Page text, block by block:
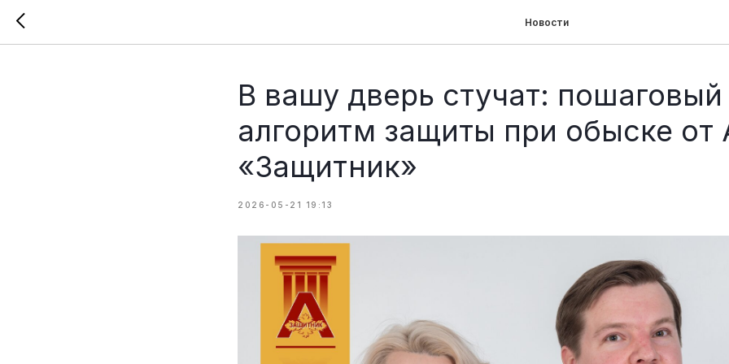
Новости
В вашу дверь стучат: пошаговый
алгоритм защиты при обыске от
«Защитник»
2026-05-21 19:13